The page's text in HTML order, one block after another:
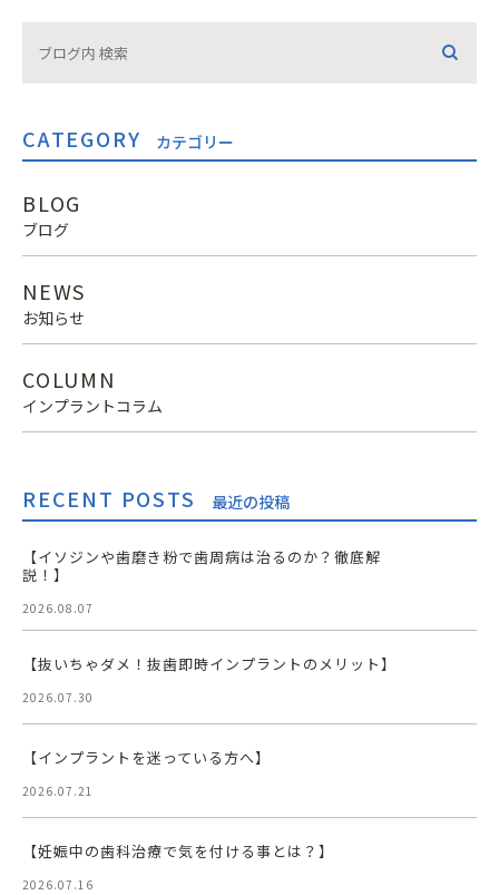
CATEGORY カテゴリー
BLOG
ブログ
NEWS
お知らせ
COLUMN
インプラントコラム
RECENT POSTS 最近の投稿
【イソジンや歯磨き粉で歯周病は治るのか？徹底解
説！】
2026.08.07
【抜いちゃダメ！抜歯即時インプラントのメリット】
2026.07.30
【インプラントを迷っている方へ】
2026.07.21
【妊娠中の歯科治療で気を付ける事とは？】
2026.07.16